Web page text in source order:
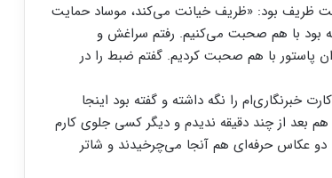
شعارها به سمت ظریف بود: «ظریف خیانت می‌کند، موساد حمایت
بود با هم صحبت می‌کنیم. رفتم سراغش و
پاستور با هم صحبت کردیم. گفتم ضبط را در
خبرنگاری‌ام را نگه داشته و گفته بود اینجا
بعد از چند دقیقه ندیدم و دیگر کسی جلوی کارم
عکاس حرفه‌ای هم آنجا می‌چرخیدند و شاتر